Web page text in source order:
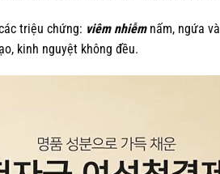
triệu chứng: viêm nhiễm nấm, ngứa
kinh nguyệt không đều.